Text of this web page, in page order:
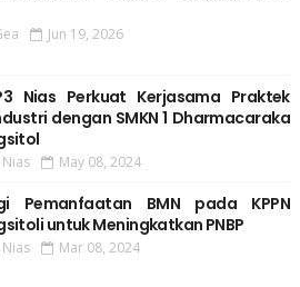
Jun 19, 2026
Nias Perkuat Kerjasama Praktek
dengan SMKN 1 Dharmacaraka
May 08, 2024
Pemanfaatan BMN pada KPPN
untuk Meningkatkan PNBP
Mar 08, 2024